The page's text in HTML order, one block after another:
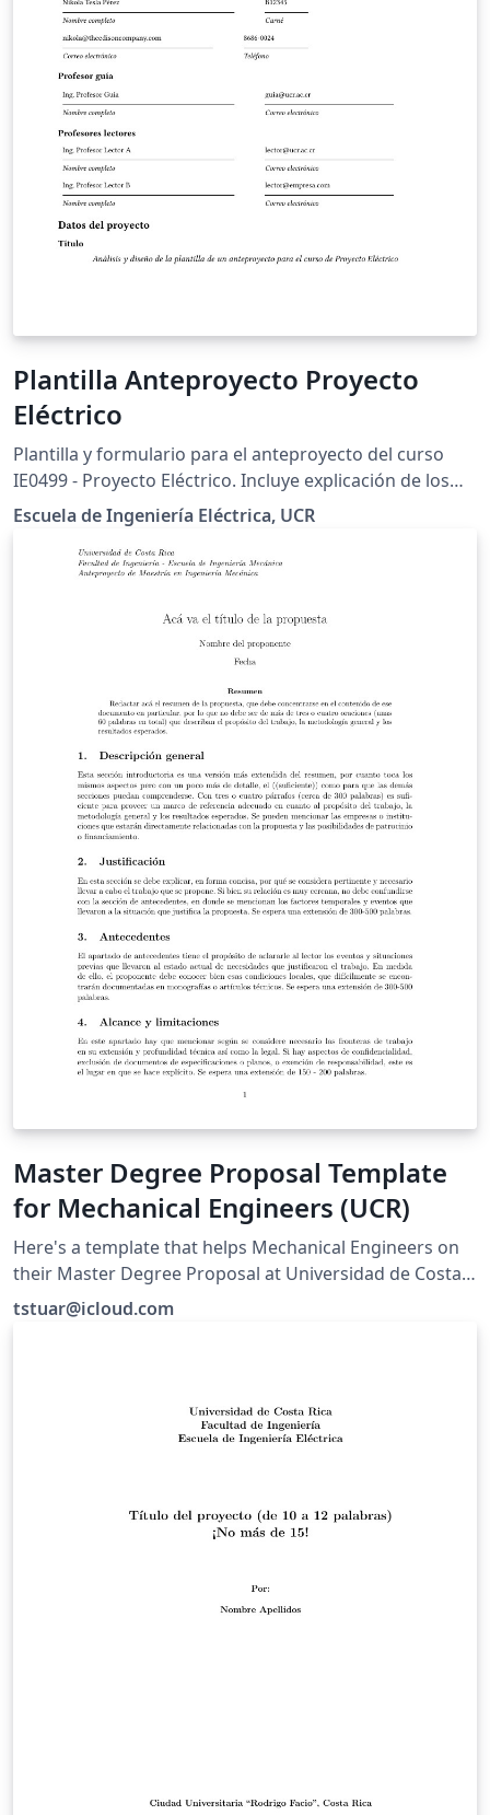
Plantilla Anteproyecto Proyecto
Eléctrico
Plantilla y formulario para el anteproyecto del curso
IE0499 - Proyecto Eléctrico. Incluye explicación de los
requisitos.
Escuela de Ingeniería Eléctrica, UCR
Master Degree Proposal Template
for Mechanical Engineers (UCR)
Here's a template that helps Mechanical Engineers on
their Master Degree Proposal at Universidad de Costa
Rica.
tstuar@icloud.com